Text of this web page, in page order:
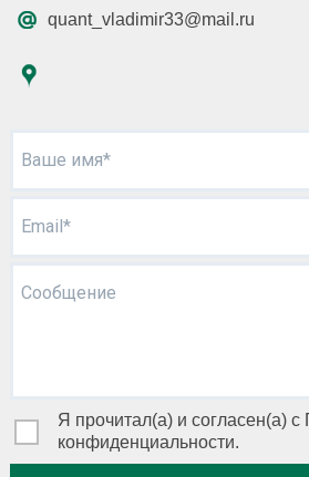
quant_vladimir33@mail.ru
Ваше имя*
Email*
Сообщение
Я прочитал(а) и согласен(а) с
конфиденциальности.